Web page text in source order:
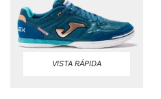
VISTA RÁPIDA